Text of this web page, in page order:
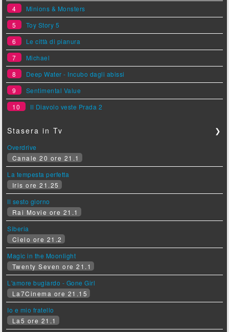
4
Minions & Monsters
5
Toy Story 5
6
Le città di pianura
7
Michael
8
Deep Water - Incubo dagli abissi
9
Sentimental Value
10
Il Diavolo veste Prada 2
Stasera in Tv ❯
Overdrive
Canale 20 ore 21.1
La tempesta perfetta
Iris ore 21.25
Il sesto giorno
Rai Movie ore 21.1
Siberia
Cielo ore 21.2
Magic in the Moonlight
Twenty Seven ore 21.1
L'amore bugiardo - Gone Girl
La7Cinema ore 21.15
Io e mio fratello
La5 ore 21.1